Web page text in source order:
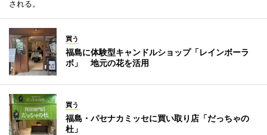
される。
買う
福島に体験型キャンドルショップ「レインボーラ
ボ」 地元の花を活用
買う
福島・パセナカミッセに買い取り店「だっちゃの
杜」